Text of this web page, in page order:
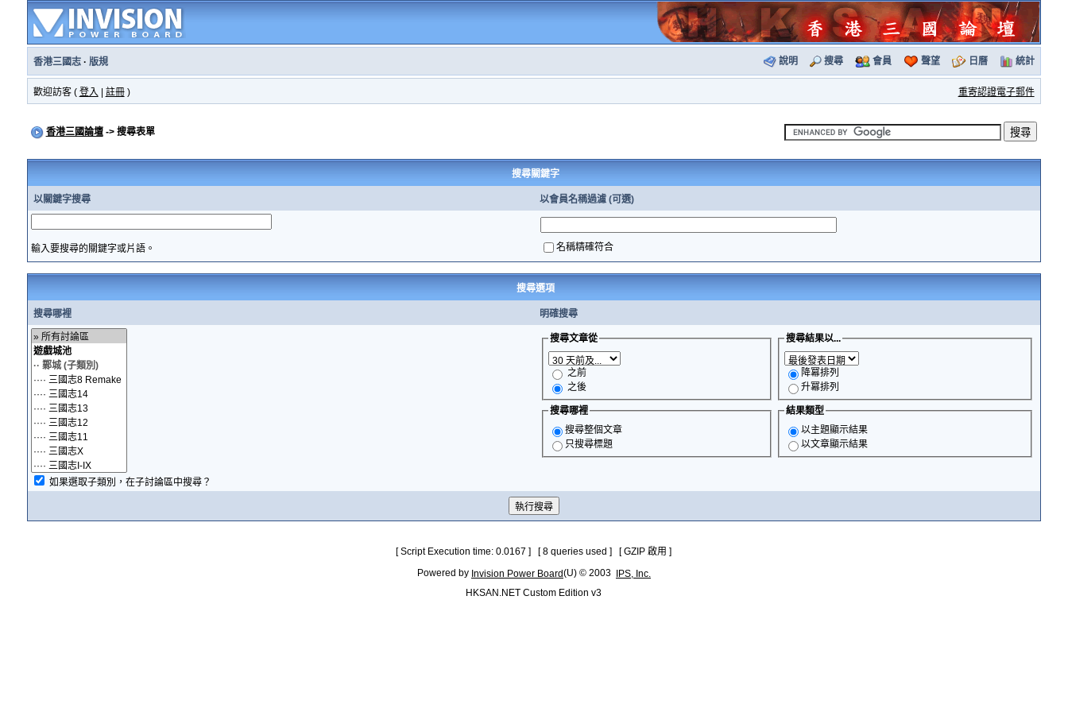
香港三國志· 版規 說明 搜尋 會員 聲望 日曆 統計
歡迎訪客 ( 登入 註冊) 重寄認證電子郵件
香港三國論壇-> 搜尋表單
搜尋關鍵字
以關鍵字搜尋 以會員名稱過濾 (可選)
輸入要搜尋的關鍵字或片語。 名稱精確符合
搜尋選項
搜尋哪裡 明確搜尋
如果選取子類別，在子討論區中搜尋？
搜尋文章從
之前
之後
搜尋結果以...
降冪排列
升冪排列
搜尋哪裡
搜尋整個文章
只搜尋標題
結果類型
以主題顯示結果
以文章顯示結果
[ Script Execution time: 0.0167 ] [ 8 queries used ] [ GZIP 啟用 ]
Powered by Invision Power Board(U) © 2003
IPS, Inc.
HKSAN.NET Custom Edition v3